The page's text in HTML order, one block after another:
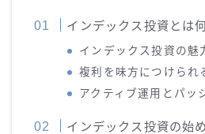
インデックス投資とは
インデックス投資の魅
複利を味方につけられ
アクティブ運用とパッ
インデックス投資の始